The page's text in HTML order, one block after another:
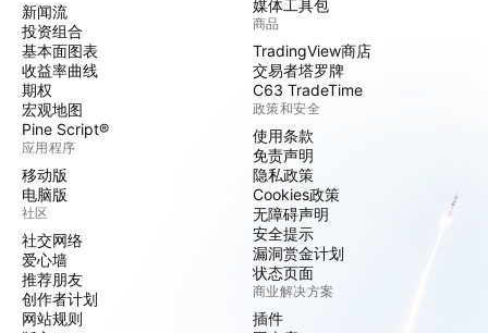
新闻流
投资组合
基本面图表
收益率曲线
期权
宏观地图
Pine Script®
应用程序
移动版
电脑版
社区
社交网络
爱心墙
推荐朋友
创作者计划
网站规则
媒体工具包
商品
TradingView商店
交易者塔罗牌
C63 TradeTime
政策和安全
使用条款
免责声明
隐私政策
Cookies政策
无障碍声明
安全提示
漏洞赏金计划
状态页面
商业解决方案
插件